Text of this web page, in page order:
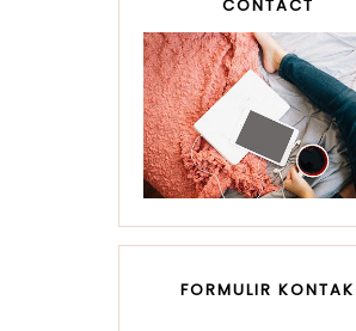
CONTACT
FORMULIR KONTAK